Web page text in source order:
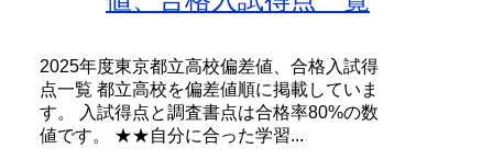
2025年度東京都立高校偏差値、合格入試得
点一覧 都立高校を偏差値順に掲載していま
す。 入試得点と調査書点は合格率80%の数
値です。 ★★自分に合った学習...